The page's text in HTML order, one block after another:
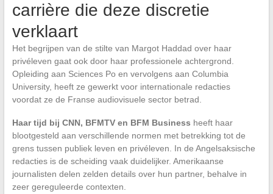
carrière die deze discretie
verklaart
Het begrijpen van de stilte van Margot Haddad over haar
privéleven gaat ook door haar professionele achtergrond.
Opleiding aan Sciences Po en vervolgens aan Columbia
University, heeft ze gewerkt voor internationale redacties
voordat ze de Franse audiovisuele sector betrad.
Haar tijd bij CNN, BFMTV en BFM Business heeft haar
blootgesteld aan verschillende normen met betrekking tot de
grens tussen publiek leven en privéleven. In de Angelsaksische
redacties is de scheiding vaak duidelijker. Amerikaanse
journalisten delen zelden details over hun partner, behalve in
zeer gereguleerde contexten.